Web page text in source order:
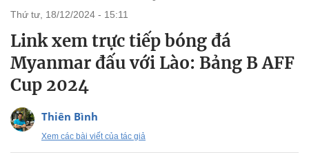
thứ tư, 18/12/2024 - 15:11
Link xem trực tiếp bóng đá
Myanmar đấu với Lào: Bảng B AFF
Cup 2024
Thiên Bình
Xem các bài viết của tác giả